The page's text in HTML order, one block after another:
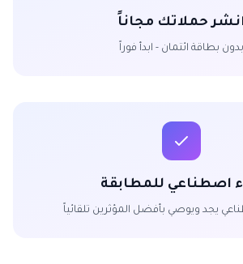
حملاتك مجاناً
بدون بطاقة ائتمان - ابدأ فوراً
اصطناعي للمطابقة
يجد ويوصي بأفضل المؤثرين تلقائياً